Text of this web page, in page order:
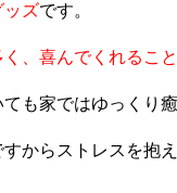
ッズです。
、喜んでくれるこ
も家ではゆっくり
からストレスを抱